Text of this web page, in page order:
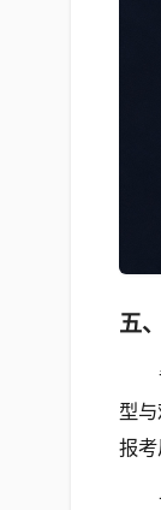
五
型
报